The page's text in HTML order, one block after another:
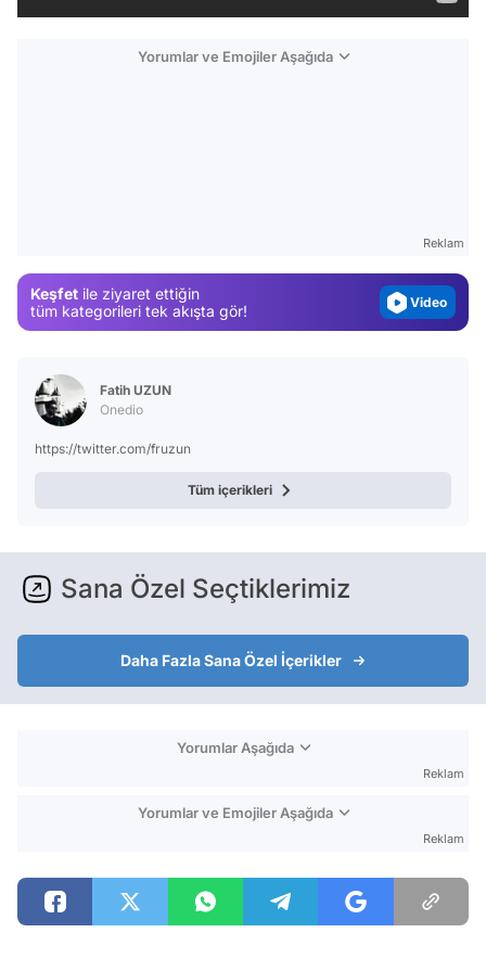
Yorumlar ve Emojiler Aşağıda
Reklam
Keşfet ile ziyaret ettiğin
tüm kategorileri tek akışta gör!
Video
Fatih UZUN
Onedio
https://twitter.com/fruzun
Tüm içerikleri
Sana Özel Seçtiklerimiz
Daha Fazla Sana Özel İçerikler
Yorumlar Aşağıda
Reklam
Yorumlar ve Emojiler Aşağıda
Reklam